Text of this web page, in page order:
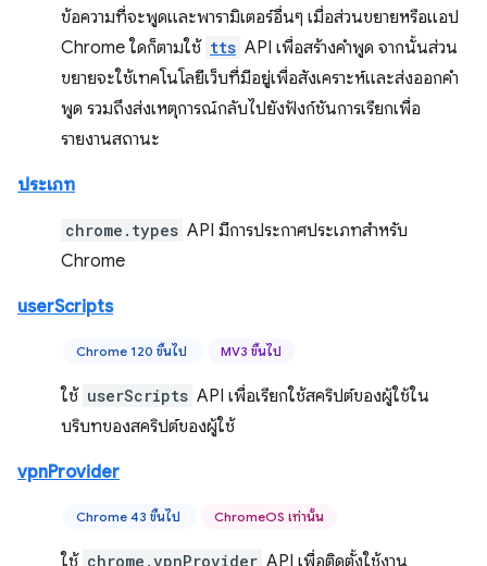
ข้อความที่จะพูดและพารามิเตอร์อื่นๆ เมื่อส่วนขยายหรือแอป
Chrome ใดก็ตามใช้ tts API เพื่อสร้างคำพูด จากนั้นส่วน
ขยายจะใช้เทคโนโลยีเว็บที่มีอยู่เพื่อสังเคราะห์และส่งออกคำ
พูด รวมถึงส่งเหตุการณ์กลับไปยังฟังก์ชันการเรียกเพื่อ
รายงานสถานะ
ประเภท
chrome.types API มีการประกาศประเภทสำหรับ
Chrome
userScripts
Chrome 120 ขึ้นไป MV3 ขึ้นไป
ใช้ userScripts API เพื่อเรียกใช้สคริปต์ของผู้ใช้ใน
บริบทของสคริปต์ของผู้ใช้
vpnProvider
Chrome 43 ขึ้นไป ChromeOS เท่านั้น
ใช้ chrome.vpnProvider API เพื่อติดตั้งใช้งาน